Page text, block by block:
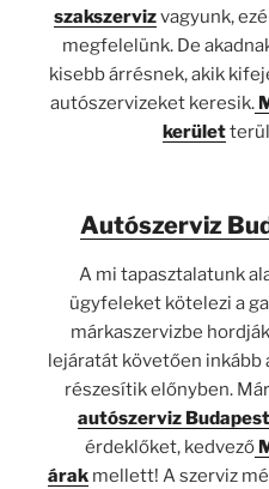
szakszervizvagyunk,
megfelelünk. De
kisebb árrésnek, akik
autószervizeket keresik.
kerület
Autószerviz
A mi tapasztalatunk
ügyfeleket kötelezi a
márkaszervizbe
lejáratát követően inkább
részesítik előnyben.
autószerviz Budapest
érdeklőket, kedvező
árak mellett! A szerviz